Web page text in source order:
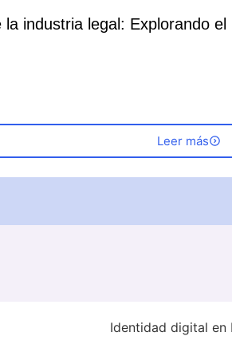
la industria legal: Explorando
Leer más